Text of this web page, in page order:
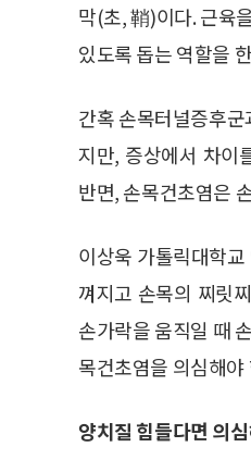
막(초, 鞘)이다. 근육
있도록 돕는 역할을
간혹 손목터널증후
지만, 증상에서 차이
반면, 손목건초염은
이상욱 가톨릭대학
껴지고 손목의 찌릿
손가락을 움직일 때
목건초염을 의심해
양치질 힘들다면 의